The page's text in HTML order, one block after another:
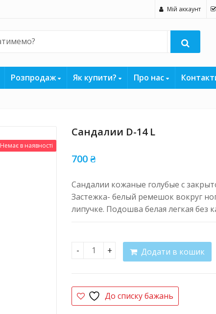
Мій аккаунт
Розпродаж Як купити? Про нас
Немає в наявності
Сандалии D-14 L
700₴
Сандалии кожаные голубые с
Застежка- белый ремешок вокруг
липучке. Подошва белая легкая без
Сандалии D-14 L кількість
Додати в кошик
До списку бажань